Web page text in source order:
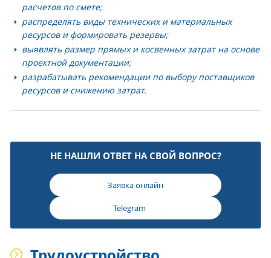
расчетов по смете;
распределять виды технических и материальных
ресурсов и формировать резервы;
выявлять размер прямых и косвенных затрат на основе
проектной документации;
разрабатывать рекомендации по выбору поставщиков
ресурсов и снижению затрат.
НЕ НАШЛИ ОТВЕТ НА СВОЙ ВОПРОС?
Заявка онлайн
Telegram